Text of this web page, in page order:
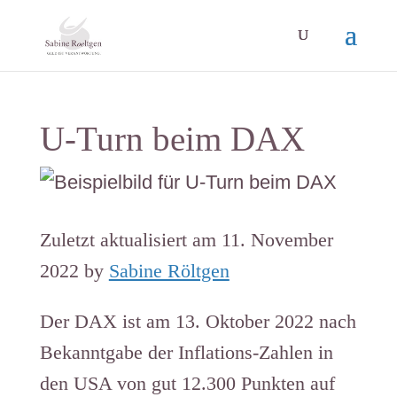
U-Turn beim DAX
Zuletzt aktualisiert am 11. November
2022 by Sabine Röltgen
Der DAX ist am 13. Oktober 2022 nach
Bekanntgabe der Inflations-Zahlen in
den USA von gut 12.300 Punkten auf